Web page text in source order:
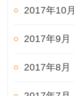
2017年10月
2017年9月
2017年8月